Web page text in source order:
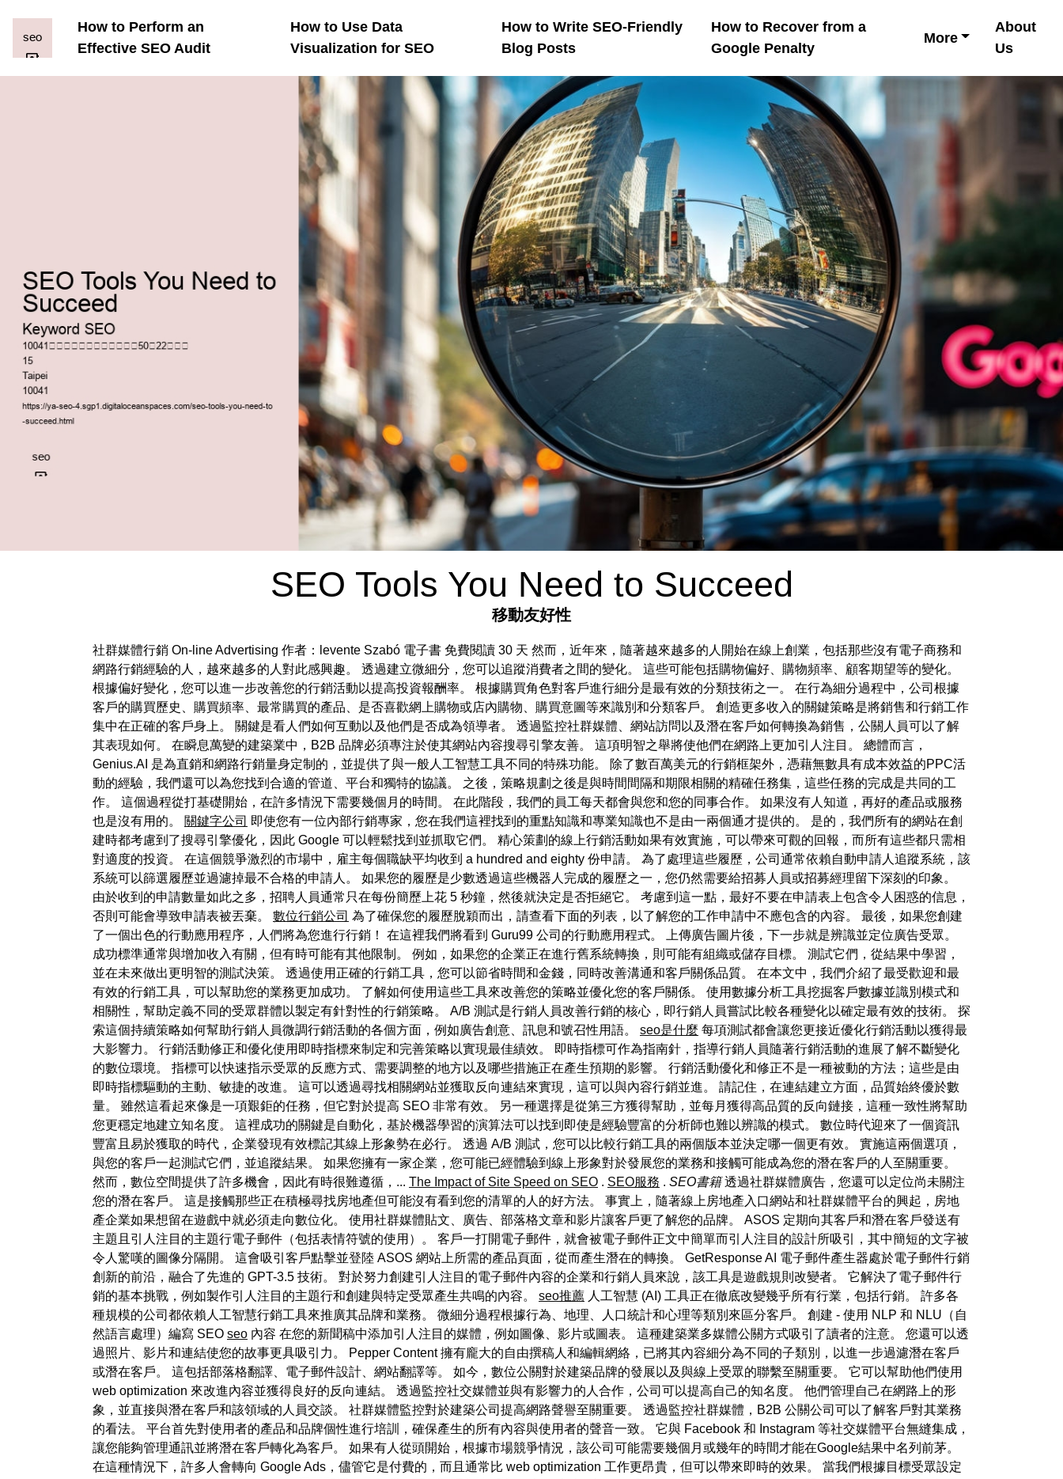
How to Perform an
Effective SEO Audit
How to Use Data
Visualization for SEO
How to Write SEO-Friendly
Blog Posts
How to Recover from a
Google Penalty
More
About
Us
SEO Tools You Need to Succeed
移動友好性
社群媒體行銷 On-line Advertising 作者：levente Szabó 電子書 免費閱讀 30 天 然而，近年來，隨著越來越多的人開始在線上創業，包括那些沒有電子商務和
網路行銷經驗的人，越來越多的人對此感興趣。 透過建立微細分，您可以追蹤消費者之間的變化。 這些可能包括購物偏好、購物頻率、顧客期望等的變化。
根據偏好變化，您可以進一步改善您的行銷活動以提高投資報酬率。 根據購買角色對客戶進行細分是最有效的分類技術之一。 在行為細分過程中，公司根據
客戶的購買歷史、購買頻率、最常購買的產品、是否喜歡網上購物或店內購物、購買意圖等來識別和分類客戶。 創造更多收入的關鍵策略是將銷售和行銷工作
集中在正確的客戶身上。 關鍵是看人們如何互動以及他們是否成為領導者。 透過監控社群媒體、網站訪問以及潛在客戶如何轉換為銷售，公關人員可以了解
其表現如何。 在瞬息萬變的建築業中，B2B 品牌必須專注於使其網站內容搜尋引擎友善。 這項明智之舉將使他們在網路上更加引人注目。 總體而言，
Genius.AI 是為直銷和網路行銷量身定制的，並提供了與一般人工智慧工具不同的特殊功能。 除了數百萬美元的行銷框架外，憑藉無數具有成本效益的PPC活
動的經驗，我們還可以為您找到合適的管道、平台和獨特的協議。 之後，策略規劃之後是與時間間隔和期限相關的精確任務集，這些任務的完成是共同的工
作。 這個過程從打基礎開始，在許多情況下需要幾個月的時間。 在此階段，我們的員工每天都會與您和您的同事合作。 如果沒有人知道，再好的產品或服務
也是沒有用的。 關鍵字公司 即使您有一位內部行銷專家，您在我們這裡找到的重點知識和專業知識也不是由一兩個通才提供的。 是的，我們所有的網站在創
建時都考慮到了搜尋引擎優化，因此 Google 可以輕鬆找到並抓取它們。 精心策劃的線上行銷活動如果有效實施，可以帶來可觀的回報，而所有這些都只需相
對適度的投資。 在這個競爭激烈的市場中，雇主每個職缺平均收到 a hundred and eighty 份申請。 為了處理這些履歷，公司通常依賴自動申請人追蹤系統，該
系統可以篩選履歷並過濾掉最不合格的申請人。 如果您的履歷是少數透過這些機器人完成的履歷之一，您仍然需要給招募人員或招募經理留下深刻的印象。
由於收到的申請數量如此之多，招聘人員通常只在每份簡歷上花 5 秒鐘，然後就決定是否拒絕它。 考慮到這一點，最好不要在申請表上包含令人困惑的信息，
否則可能會導致申請表被丟棄。 數位行銷公司 為了確保您的履歷脫穎而出，請查看下面的列表，以了解您的工作申請中不應包含的內容。 最後，如果您創建
了一個出色的行動應用程序，人們將為您進行行銷！ 在這裡我們將看到 Guru99 公司的行動應用程式。 上傳廣告圖片後，下一步就是辨識並定位廣告受眾。
成功標準通常與增加收入有關，但有時可能有其他限制。 例如，如果您的企業正在進行舊系統轉換，則可能有組織或儲存目標。 測試它們，從結果中學習，
並在未來做出更明智的測試決策。 透過使用正確的行銷工具，您可以節省時間和金錢，同時改善溝通和客戶關係品質。 在本文中，我們介紹了最受歡迎和最
有效的行銷工具，可以幫助您的業務更加成功。 了解如何使用這些工具來改善您的策略並優化您的客戶關係。 使用數據分析工具挖掘客戶數據並識別模式和
相關性，幫助定義不同的受眾群體以製定有針對性的行銷策略。 A/B 測試是行銷人員改善行銷的核心，即行銷人員嘗試比較各種變化以確定最有效的技術。 探
索這個持續策略如何幫助行銷人員微調行銷活動的各個方面，例如廣告創意、訊息和號召性用語。 seo是什麼 每項測試都會讓您更接近優化行銷活動以獲得最
大影響力。 行銷活動修正和優化使用即時指標來制定和完善策略以實現最佳績效。 即時指標可作為指南針，指導行銷人員隨著行銷活動的進展了解不斷變化
的數位環境。 指標可以快速指示受眾的反應方式、需要調整的地方以及哪些措施正在產生預期的影響。 行銷活動優化和修正不是一種被動的方法；這些是由
即時指標驅動的主動、敏捷的改進。 這可以透過尋找相關網站並獲取反向連結來實現，這可以與內容行銷並進。 請記住，在連結建立方面，品質始終優於數
量。 雖然這看起來像是一項艱鉅的任務，但它對於提高 SEO 非常有效。 另一種選擇是從第三方獲得幫助，並每月獲得高品質的反向鏈接，這種一致性將幫助
您更穩定地建立知名度。 這裡成功的關鍵是自動化，基於機器學習的演算法可以找到即使是經驗豐富的分析師也難以辨識的模式。 數位時代迎來了一個資訊
豐富且易於獲取的時代，企業發現有效標記其線上形象勢在必行。 透過 A/B 測試，您可以比較行銷工具的兩個版本並決定哪一個更有效。 實施這兩個選項，
與您的客戶一起測試它們，並追蹤結果。 如果您擁有一家企業，您可能已經體驗到線上形象對於發展您的業務和接觸可能成為您的潛在客戶的人至關重要。
然而，數位空間提供了許多機會，因此有時很難遵循，... The Impact of Site Speed on SEO . SEO服務 . SEO書籍透過社群媒體廣告，您還可以定位尚未關注
您的潛在客戶。 這是接觸那些正在積極尋找房地產但可能沒有看到您的清單的人的好方法。 事實上，隨著線上房地產入口網站和社群媒體平台的興起，房地
產企業如果想留在遊戲中就必須走向數位化。 使用社群媒體貼文、廣告、部落格文章和影片讓客戶更了解您的品牌。 ASOS 定期向其客戶和潛在客戶發送有
主題且引人注目的主題行電子郵件（包括表情符號的使用）。 客戶一打開電子郵件，就會被電子郵件正文中簡單而引人注目的設計所吸引，其中簡短的文字被
令人驚嘆的圖像分隔開。 這會吸引客戶點擊並登陸 ASOS 網站上所需的產品頁面，從而產生潛在的轉換。 GetResponse AI 電子郵件產生器處於電子郵件行銷
創新的前沿，融合了先進的 GPT-3.5 技術。 對於努力創建引人注目的電子郵件內容的企業和行銷人員來說，該工具是遊戲規則改變者。 它解決了電子郵件行
銷的基本挑戰，例如製作引人注目的主題行和創建與特定受眾產生共鳴的內容。 seo推薦 人工智慧 (AI) 工具正在徹底改變幾乎所有行業，包括行銷。 許多各
種規模的公司都依賴人工智慧行銷工具來推廣其品牌和業務。 微細分過程根據行為、地理、人口統計和心理等類別來區分客戶。 創建 - 使用 NLP 和 NLU（自
然語言處理）編寫 SEO seo 內容 在您的新聞稿中添加引人注目的媒體，例如圖像、影片或圖表。 這種建築業多媒體公關方式吸引了讀者的注意。 您還可以透
過照片、影片和連結使您的故事更具吸引力。 Pepper Content 擁有龐大的自由撰稿人和編輯網絡，已將其內容細分為不同的子類別，以進一步過濾潛在客戶
或潛在客戶。 這包括部落格翻譯、電子郵件設計、網站翻譯等。 如今，數位公關對於建築品牌的發展以及與線上受眾的聯繫至關重要。 它可以幫助他們使用
web optimization 來改進內容並獲得良好的反向連結。 透過監控社交媒體並與有影響力的人合作，公司可以提高自己的知名度。 他們管理自己在網路上的形
象，並直接與潛在客戶和該領域的人員交談。 社群媒體監控對於建築公司提高網路聲譽至關重要。 透過監控社群媒體，B2B 公關公司可以了解客戶對其業務
的看法。 平台首先對使用者的產品和品牌個性進行培訓，確保產生的所有內容與使用者的聲音一致。 它與 Facebook 和 Instagram 等社交媒體平台無縫集成，
讓您能夠管理通訊並將潛在客戶轉化為客戶。 如果有人從頭開始，根據市場競爭情況，該公司可能需要幾個月或幾年的時間才能在Google結果中名列前茅。
在這種情況下，許多人會轉向 Google Ads，儘管它是付費的，而且通常比 web optimization 工作更昂貴，但可以帶來即時的效果。 當我們根據目標受眾設定